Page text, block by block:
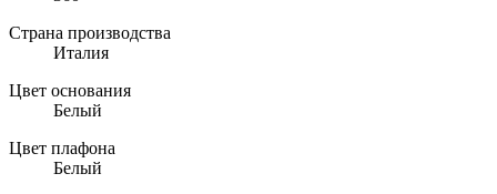
Страна производства
Италия
Цвет основания
Белый
Цвет плафона
Белый